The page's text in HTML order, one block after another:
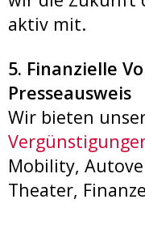
aktiv mit.
5. Finanzielle
Presseausweis
Wir bieten
Mobility,
Theater,